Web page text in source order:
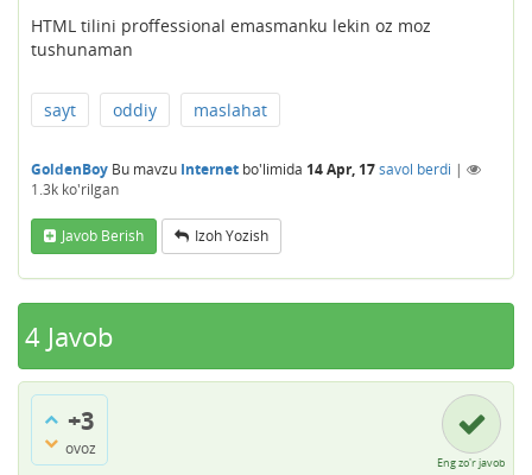
HTML tilini proffessional emasmanku lekin oz moz
tushunaman
sayt oddiy maslahat
GoldenBoy Bu mavzu Internet bo'limida 14 Apr, 17savol berdi |
1.3k ko'rilgan
Javob Berish Izoh Yozish
4 Javob
+3
ovoz
Eng zo'r javob